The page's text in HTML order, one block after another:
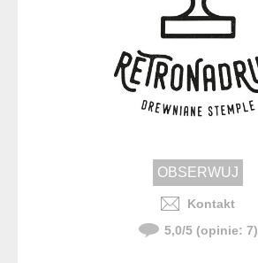
Kontakt
5,0/5(opinie: 7)